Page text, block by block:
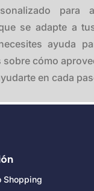
se adapte a
ayuda
cómo
en cada
Shopping